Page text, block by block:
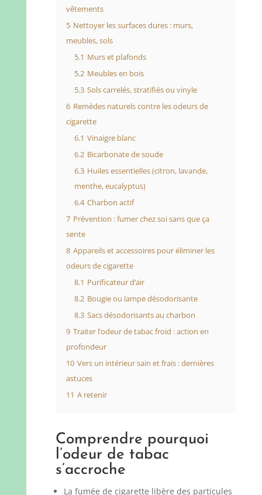
vêtements
5 Nettoyer les surfaces dures : murs,
meubles, sols
5.1 Murs et plafonds
5.2 Meubles en bois
5.3 Sols carrelés, stratifiés ou vinyle
6 Remèdes naturels contre les odeurs de
cigarette
6.1 Vinaigre blanc
6.2 Bicarbonate de soude
6.3 Huiles essentielles (citron, lavande,
menthe, eucalyptus)
6.4 Charbon actif
7 Prévention : fumer chez soi sans que ça
sente
8 Appareils et accessoires pour éliminer les
odeurs de cigarette
8.1 Purificateur d’air
8.2 Bougie ou lampe désodorisante
8.3 Sacs désodorisants au charbon
9 Traiter l’odeur de tabac froid : action en
profondeur
10 Vers un intérieur sain et frais : dernières
astuces
11 A retenir
Comprendre pourquoi
l’odeur de tabac
s’accroche
La fumée de cigarette libère des particules